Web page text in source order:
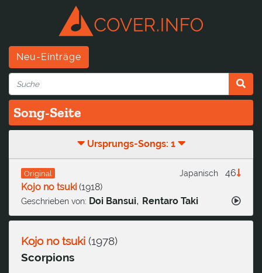
Neu-Einträge
Song-Seite
Ursprungs-Songs: 1
Original 46
Japanisch
Kojo no tsuki (1918)
Geschrieben von: Doi Bansui, Rentaro Taki
Kojo no tsuki (1978)
Scorpions